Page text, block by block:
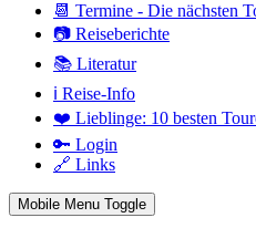
📆 Termine - Die nächsten
📷 Reiseberichte
📚 Literatur
ℹ️ Reise-Info
❤️ Lieblinge: 10 besten
🔑 Login
🔗 Links
Mobile Menu Toggle